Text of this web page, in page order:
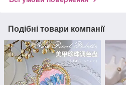
Подібні товари компанії